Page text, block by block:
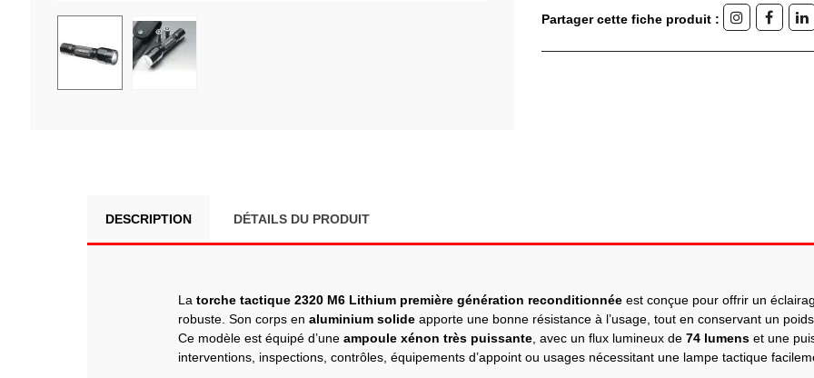
Partager cette fiche produit :
DESCRIPTION DÉTAILS DU PRODUIT
La torche tactique 2320 M6 Lithium première génération reconditionnée est conçue pour offrir un
robuste. Son corps en aluminium solide apporte une bonne résistance à l’usage, tout en conservant un
Ce modèle est équipé d’une ampoule xénon très puissante , avec un flux lumineux de 74 lumens et une
interventions, inspections, contrôles, équipements d’appoint ou usages nécessitant une lampe tactique